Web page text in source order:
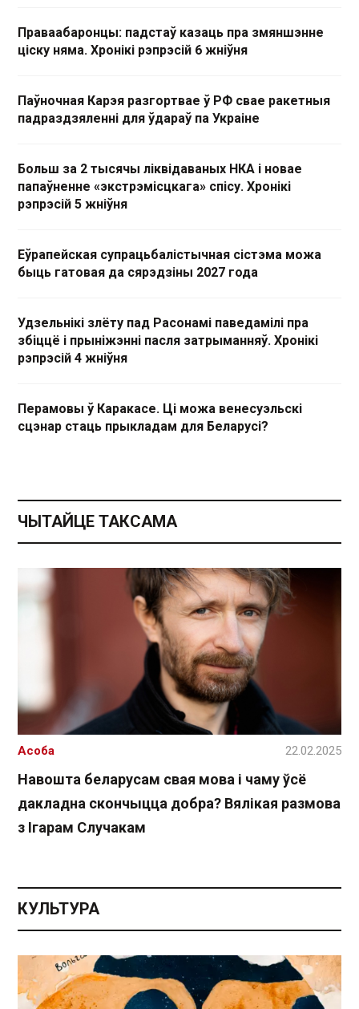
Праваабаронцы: падстаў казаць пра змяншэнне
ціску няма. Хронікі рэпрэсій 6 жніўня
Паўночная Карэя разгортвае ў РФ свае ракетныя
падраздзяленні для ўдараў па Украіне
Больш за 2 тысячы ліквідаваных НКА і новае
папаўненне «экстрэмісцкага» спісу. Хронікі
рэпрэсій 5 жніўня
Еўрапейская супрацьбалістычная сістэма можа
быць гатовая да сярэдзіны 2027 года
Удзельнікі злёту пад Расонамі паведамілі пра
збіццё і прыніжэнні пасля затрыманняў. Хронікі
рэпрэсій 4 жніўня
Перамовы ў Каракасе. Ці можа венесуэльскі
сцэнар стаць прыкладам для Беларусі?
ЧЫТАЙЦЕ ТАКСАМА
Навошта беларусам свая мова і чаму ўсё
дакладна скончыцца добра? Вялікая размова
з Ігарам Случакам
Асоба 22.02.2025
КУЛЬТУРА